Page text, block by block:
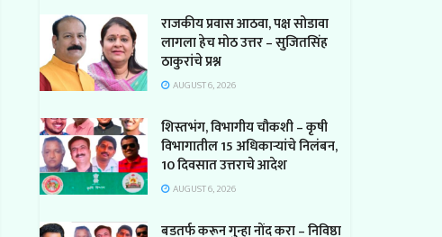
राजकीय प्रवास आठवा, पक्ष सोडावा
लागला हेच मोठ उत्तर – सुजितसिंह
ठाकुरांचे प्रश्न
AUGUST 6, 2026
शिस्तभंग, विभागीय चौकशी – कृषी
विभागातील 15 अधिकाऱ्यांचे निलंबन,
10 दिवसात उत्तराचे आदेश
AUGUST 6, 2026
बडतर्फ करून गुन्हा नोंद करा – निविष्ठा